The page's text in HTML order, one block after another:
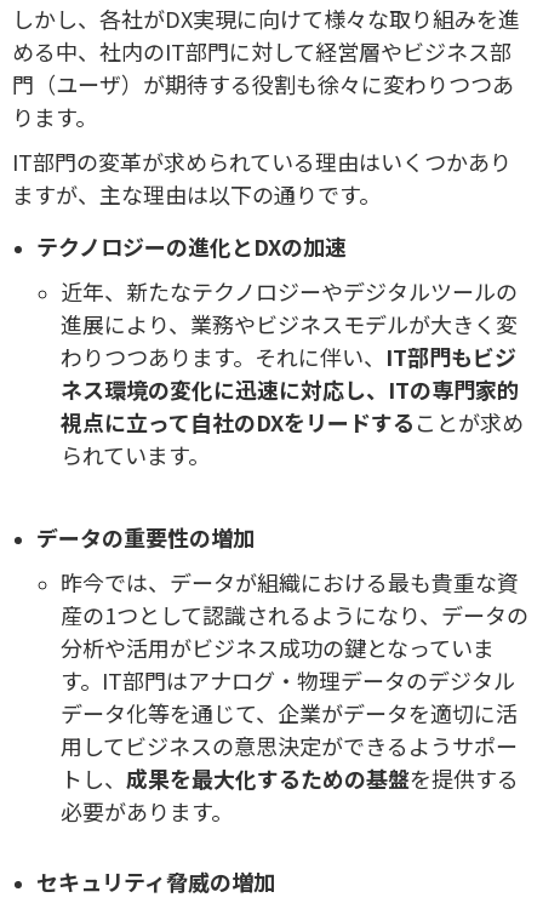
しかし、各社がDX実現に向けて様々な取り組みを進
める中、社内のIT部門に対して経営層やビジネス部
門（ユーザ）が期待する役割も徐々に変わりつつあ
ります。
IT部門の変革が求められている理由はいくつかあり
ますが、主な理由は以下の通りです。
テクノロジーの進化とDXの加速
近年、新たなテクノロジーやデジタルツールの
進展により、業務やビジネスモデルが大きく変
わりつつあります。それに伴い、 IT部門もビジ
ネス環境の変化に迅速に対応し、ITの専門家的
視点に立って自社のDXをリードすることが求め
られています。
データの重要性の増加
昨今では、データが組織における最も貴重な資
産の1つとして認識されるようになり、データの
分析や活用がビジネス成功の鍵となっていま
す。IT部門はアナログ・物理データのデジタル
データ化等を通じて、企業がデータを適切に活
用してビジネスの意思決定ができるようサポー
トし、 成果を最大化するための基盤を提供する
必要があります。
セキュリティ脅威の増加